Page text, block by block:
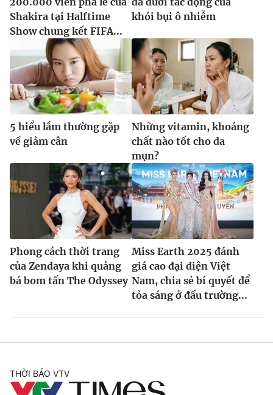
Shakira tại Halftime
Show chung kết FIFA...
khói bụi ô nhiễm
5 hiểu lầm thường gặp
về giảm cân
Những vitamin, khoáng
chất nào tốt cho da
mụn?
Phong cách thời trang
của Zendaya khi quảng
bá bom tấn The Odyssey
Miss Earth 2025 đánh
giá cao đại diện Việt
Nam, chia sẻ bí quyết để
tỏa sáng ở đấu trường...
THỜI BÁO VTV